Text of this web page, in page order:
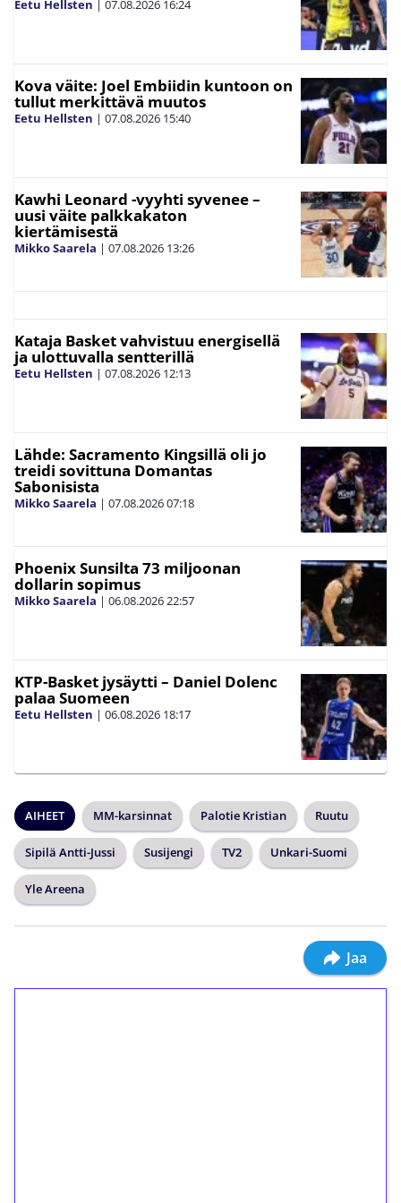
Eetu Hellsten 07.08.2026 16:24
Kova väite: Joel Embiidin kuntoon on
tullut merkittävä muutos
Eetu Hellsten | 07.08.2026 15:40
Kawhi Leonard -vyyhti syvenee –
uusi väite palkkakaton
kiertämisestä
Mikko Saarela | 07.08.2026 13:26
Kataja Basket vahvistuu energisellä
ja ulottuvalla sentterillä
Eetu Hellsten | 07.08.2026 12:13
Lähde: Sacramento Kingsillä oli jo
treidi sovittuna Domantas
Sabonisista
Mikko Saarela | 07.08.202607:18
Phoenix Sunsilta 73 miljoonan
dollarin sopimus
Mikko Saarela | 06.08.202622:57
KTP-Basket jysäytti – Daniel Dolenc
palaa Suomeen
Eetu Hellsten | 06.08.2026 18:17
AIHEET MM-karsinnat Palotie Kristian Ruutu
Sipilä Antti-Jussi Susijengi TV2 Unkari-Suomi
Yle Areena
Jaa